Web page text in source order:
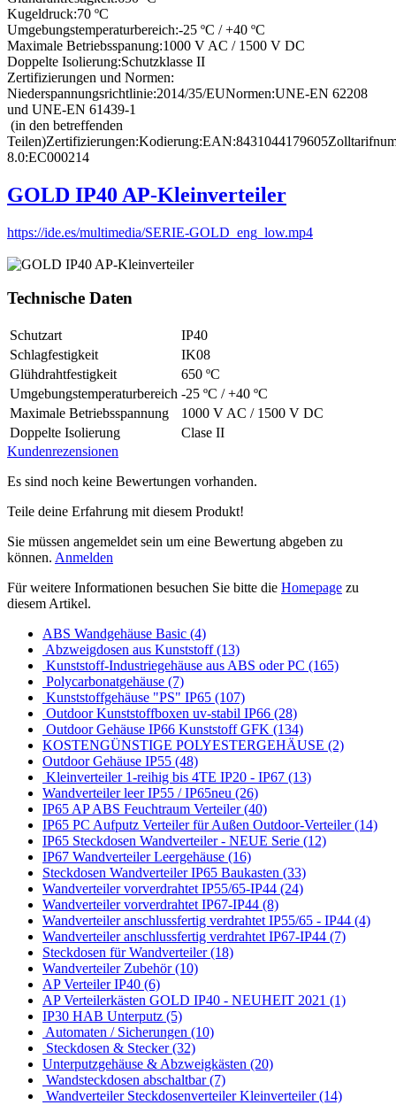
Kugeldruck:70 ºC
Umgebungstemperaturbereich:-25 ºC / +40 ºC
Maximale Betriebsspanung:1000 V AC / 1500 V DC
Doppelte Isolierung:Schutzklasse II
Zertifizierungen und Normen:
Niederspannungsrichtlinie:2014/35/EUNormen:UNE-EN 62208
und UNE-EN 61439-1
(in den betreffenden
8.0:EC000214
GOLD IP40 AP-Kleinverteiler
https://ide.es/multimedia/SERIE-GOLD_eng_low.mp4
Technische Daten
Schutzart
IP40
Schlagfestigkeit
IK08
Glühdrahtfestigkeit
650 ºC
Umgebungstemperaturbereich -25 ºC / +40 ºC
Maximale Betriebsspannung
1000 V AC / 1500 V DC
Doppelte Isolierung
Clase II
Kundenrezensionen
Es sind noch keine Bewertungen vorhanden.
Teile deine Erfahrung mit diesem Produkt!
Sie müssen angemeldet sein um eine Bewertung abgeben zu
können. Anmelden
Für weitere Informationen besuchen Sie bitte die Homepage zu
diesem Artikel.
ABS Wandgehäuse Basic (4)
Abzweigdosen aus Kunststoff (13)
Kunststoff-Industriegehäuse aus ABS oder PC (165)
Polycarbonatgehäuse (7)
Kunststoffgehäuse "PS" IP65 (107)
Outdoor Kunststoffboxen uv-stabil IP66 (28)
Outdoor Gehäuse IP66 Kunststoff GFK (134)
KOSTENGÜNSTIGE POLYESTERGEHÄUSE (2)
Outdoor Gehäuse IP55 (48)
Kleinverteiler 1-reihig bis 4TE IP20 - IP67 (13)
Wandverteiler leer IP55 / IP65neu (26)
IP65 AP ABS Feuchtraum Verteiler (40)
IP65 PC Aufputz Verteiler für Außen Outdoor-Verteiler (14)
IP65 Steckdosen Wandverteiler - NEUE Serie (12)
IP67 Wandverteiler Leergehäuse (16)
Steckdosen Wandverteiler IP65 Baukasten (33)
Wandverteiler vorverdrahtet IP55/65-IP44 (24)
Wandverteiler vorverdrahtet IP67-IP44 (8)
Wandverteiler anschlussfertig verdrahtet IP55/65 - IP44 (4)
Wandverteiler anschlussfertig verdrahtet IP67-IP44 (7)
Steckdosen für Wandverteiler (18)
Wandverteiler Zubehör (10)
AP Verteiler IP40 (6)
AP Verteilerkästen GOLD IP40 - NEUHEIT 2021 (1)
IP30 HAB Unterputz (5)
Automaten / Sicherungen (10)
Steckdosen & Stecker (32)
Unterputzgehäuse & Abzweigkästen (20)
Wandsteckdosen abschaltbar (7)
Wandverteiler Steckdosenverteiler Kleinverteiler (14)